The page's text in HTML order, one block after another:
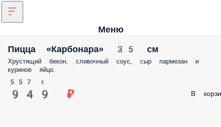
Меню
Пицца «Карбонара» 35 см
Хрустящий бекон, сливочный соус, сыр пармезан и
куриное яйцо.
557 г.
949 ₽ В